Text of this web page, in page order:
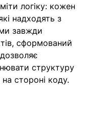
логіку: кожен
надходять з
ми завжди
сформований
структуру
стороні коду.